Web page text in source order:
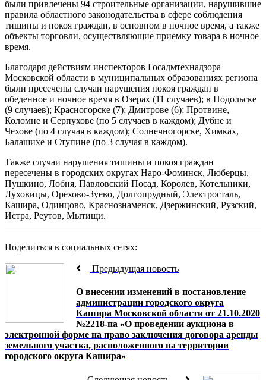
были привлечены 94 строительные организации, нарушившие
правила областного законодательства в сфере соблюдения
тишины и покоя граждан, в основном в ночное время, а также
объекты торговли, осуществляющие приемку товара в ночное
время.
Благодаря действиям инспекторов Госадмтехнадзора
Московской области в муниципальных образованиях региона
были пресечены случаи нарушения покоя граждан в
обеденное и ночное время в Озерах (11 случаев); в Подольске
(9 случаев); Красногорске (7); Дмитрове (6); Протвине,
Коломне и Серпухове (по 5 случаев в каждом); Дубне и
Чехове (по 4 случая в каждом); Солнечногорске, Химках,
Балашихе и Ступине (по 3 случая в каждом).
Также случаи нарушения тишины и покоя граждан
пересечены в городских округах Наро-Фоминск, Люберцы,
Пушкино, Лобня, Павловский Посад, Королев, Котельники,
Луховицы, Орехово-Зуево, Долгопрудный, Электросталь,
Кашира, Одинцово, Краснознаменск, Дзержинский, Рузский,
Истра, Реутов, Мытищи.
Поделиться в социальных сетях:
Предыдущая новость
О внесении изменений в постановление
администрации городского округа
Кашира Московской области от 21.10.2020
№2218-па «О проведении аукциона в
электронной форме на право заключения договора аренды
земельного участка, расположенного на территории
городского округа Кашира»